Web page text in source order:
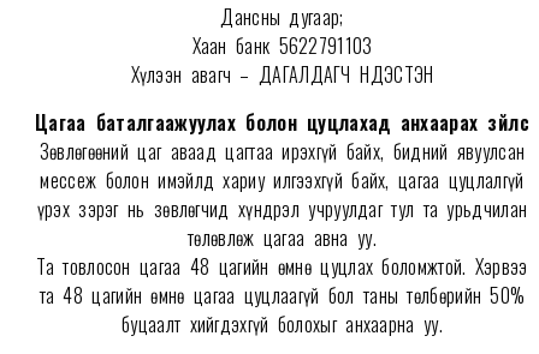
Дансны дугаар;
Хаан банк 5622791103
Хүлээн авагч – ДАГАЛДАГЧ ҮНДЭСТЭН
Цагаа баталгаажуулах болон цуцлахад анхаарах зүйлс
Зөвлөгөөний цаг аваад цагтаа ирэхгүй байх, бидний явуулсан
мессеж болон имэйлд хариу илгээхгүй байх, цагаа цуцлалгүй
үрэх зэрэг нь зөвлөгчид хүндрэл учруулдаг тул та урьдчилан
төлөвлөж цагаа авна уу.
Та товлосон цагаа 48 цагийн өмнө цуцлах боломжтой. Хэрвээ
та 48 цагийн өмнө цагаа цуцлаагүй бол таны төлбөрийн 50%
буцаалт хийгдэхгүй болохыг анхаарна уу.